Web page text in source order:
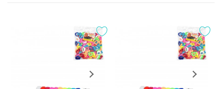
Замовлення післяплатою не надсилаємо!